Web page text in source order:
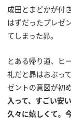
成田とまどかが付
はずだったプレゼ
てしまった昴。
とある帰り道、ヒ
礼だと昴はおぶっ
ゼントの意図が初
入って、すごい安
久々に嬉しくて。